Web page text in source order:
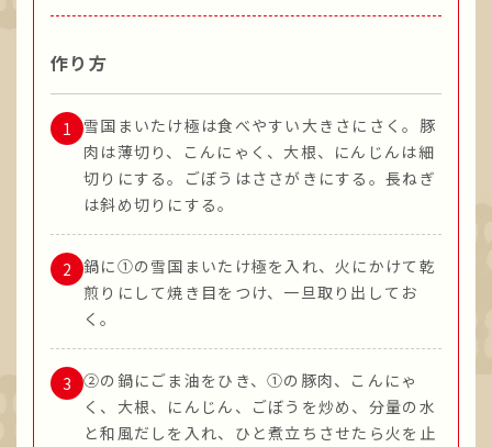
作り方
雪国まいたけ極は食べやすい大きさにさく。豚
肉は薄切り、こんにゃく、大根、にんじんは細
切りにする。ごぼうはささがきにする。長ねぎ
は斜め切りにする。
鍋に①の雪国まいたけ極を入れ、火にかけて乾
煎りにして焼き目をつけ、一旦取り出してお
く。
②の鍋にごま油をひき、①の豚肉、こんにゃ
く、大根、にんじん、ごぼうを炒め、分量の水
と和風だしを入れ、ひと煮立ちさせたら火を止